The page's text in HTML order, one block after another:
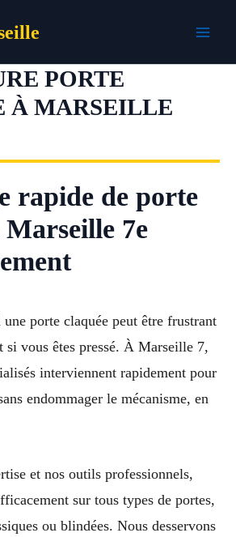
PORTE
À MARSEILLE
rapide de porte
Marseille 7e
une porte claquée peut être frustrant
si vous êtes pressé. À Marseille 7,
interviennent rapidement pour
endommager le mécanisme, en
et nos outils professionnels,
sur tous types de portes,
ou blindées. Nous desservons